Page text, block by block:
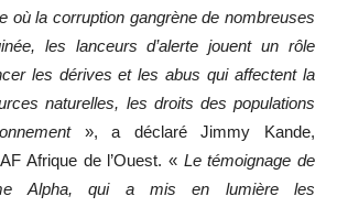
où la corruption gangrène de nombreuses
les lanceurs d’alerte jouent un rôle
les dérives et les abus qui affectent la
naturelles, les droits des populations
», a déclaré Jimmy Kande,
Afrique de l’Ouest. « Le témoignage de
Alpha, qui a mis en lumière les